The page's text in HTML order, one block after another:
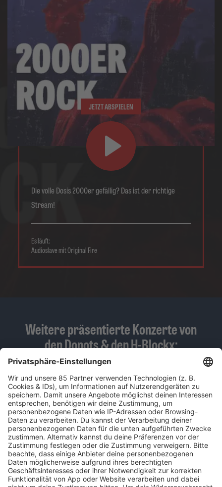
JETZT ABSPIELEN
Die volle Dosis 2000er gefällig? Das ist der richtige
Stream!
Es läuft:
Audioslave mit Original Fire
Weitere präsentierte Konzerte von
den Donots & den H-Blockx:
SO., 28. JUNI 26, MARKTPLATZ LÖRRACH, LÖRRACH
DO., 20. AUG. 26, PARKBÜHNE (CLARA ZETKIN PARK), LEIPZIG
FR., 21. AUG. 26, KLOSTER SCHIFFENBERG, GIESSEN
SA., 22. AUG. 26, KULTURWERFT GOLLAN, LÜBECK